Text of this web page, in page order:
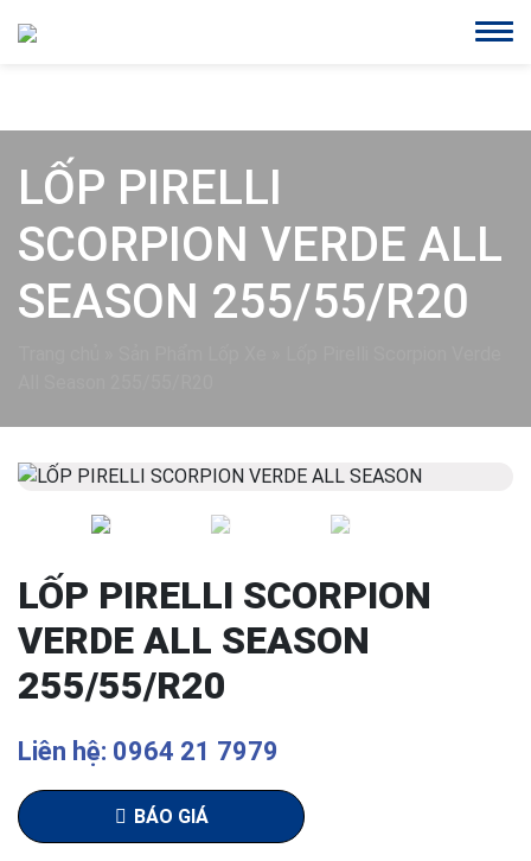
LỐP PIRELLI
SCORPION VERDE ALL
SEASON 255/55/R20
Previous
LỐP PIRELLI SCORPION
VERDE ALL SEASON
255/55/R20
Liên hệ: 0964 21 7979
BÁO GIÁ